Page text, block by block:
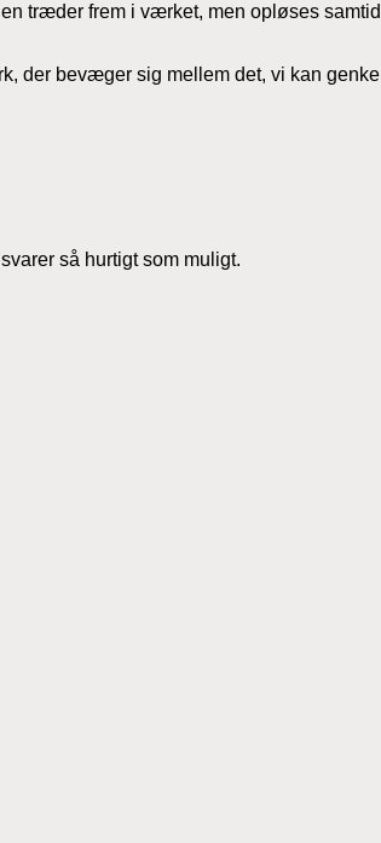
træder frem i værket, men opløses
der bevæger sig mellem det, vi kan
så hurtigt som muligt.